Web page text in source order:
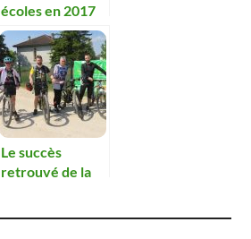
écoles en 2017
Le succès
retrouvé de la